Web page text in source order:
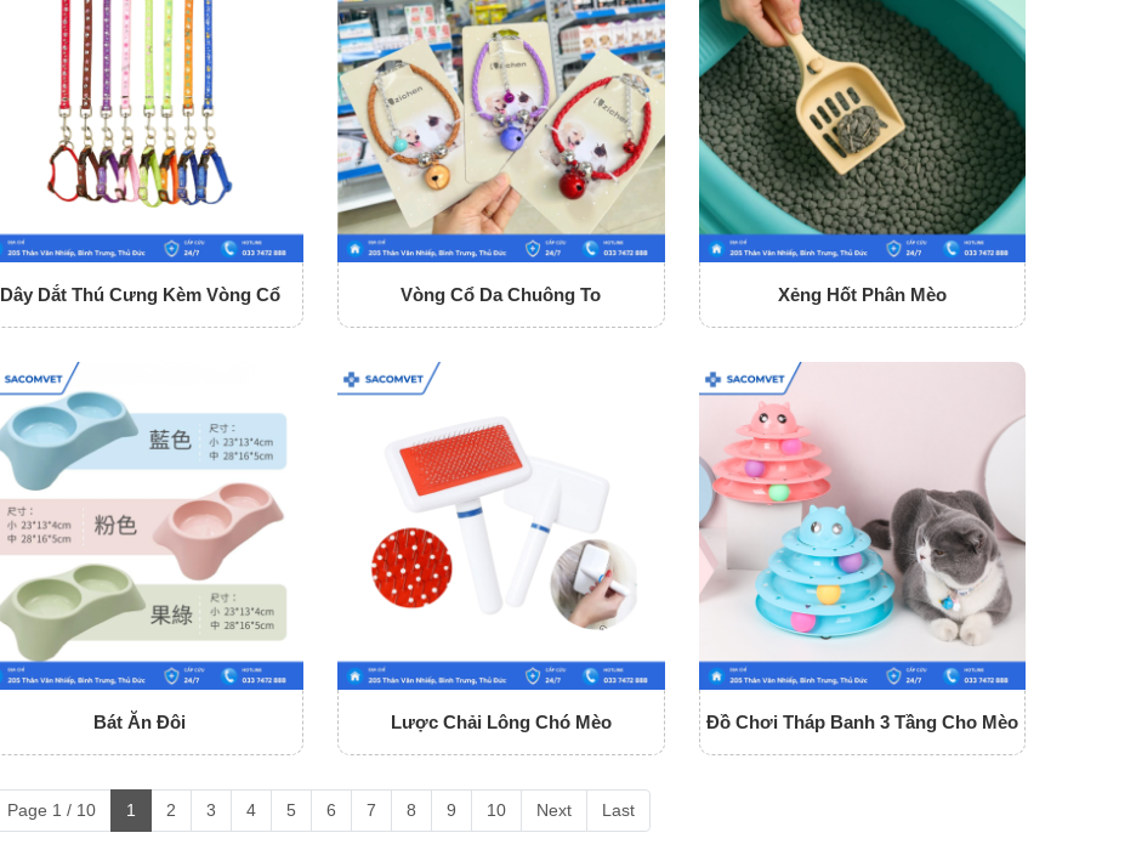
Dây Dắt Thú Cưng Kèm Vòng Cổ Vòng Cổ Da Chuông To Xẻng Hốt Phân Mèo
Bát Ăn Đôi Lược Chải Lông Chó Mèo Đồ Chơi Tháp Banh 3 Tầng Cho Mèo
Page 1 / 10 1 2 3 4 5 6 7 8 9 10 Next Last